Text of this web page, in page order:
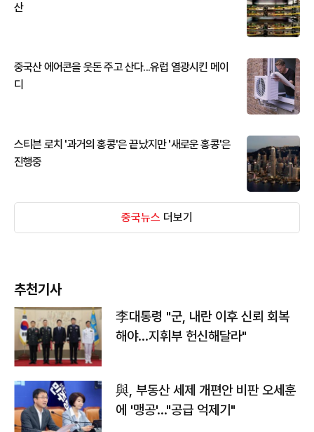
산
중국산 에어콘을 웃돈 주고 산다...유럽 열광시킨 메이
디
스티븐 로치 '과거의 홍콩'은 끝났지만 '새로운 홍콩'은
진행중
중국뉴스 더보기
추천기사
李대통령 "군, 내란 이후 신뢰 회복
해야…지휘부 헌신해달라"
與, 부동산 세제 개편안 비판 오세훈
에 '맹공'…"공급 억제기"